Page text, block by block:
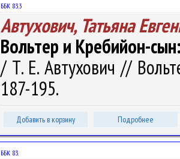
ББК 83.3
Автухович, Татьяна
Вольтер и Кребийон-
/ Т. Е. Автухович //
187-195.
Добавить в корзину Подробнее
ББК 83.